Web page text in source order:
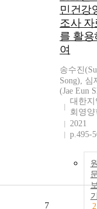
민건강
조사 자
를 활용
여
송수진
Song), 심
(Jae Eun
대한지
회영
2021
p.495-
2
7